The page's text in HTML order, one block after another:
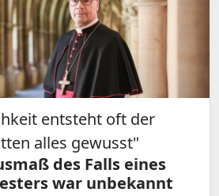
entsteht oft der
alles gewusst"
des Falls eines
war unbekannt